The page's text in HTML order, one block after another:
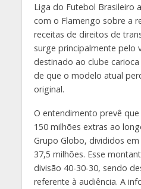
Liga do Futebol Brasileiro
com o Flamengo sobre a
receitas de direitos de
surge principalmente pelo
destinado ao clube
de que o modelo atual
original.
O entendimento prevê
150 milhões extras ao
Grupo Globo, divididos em
37,5 milhões. Esse
divisão 40-30-30, sendo
referente à audiência. A